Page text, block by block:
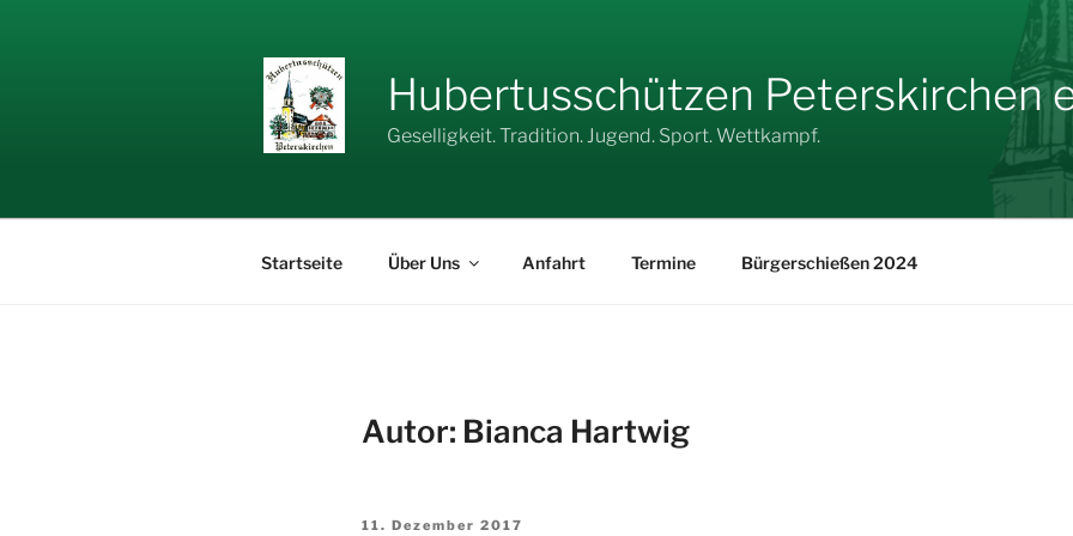
Hubertusschützen Peterskirchen
Geselligkeit. Tradition. Jugend. Sport. Wettkampf.
Startseite Über Uns Anfahrt Termine Bürgerschießen 2024
Autor: Bianca Hartwig
Veröffentlicht
11. Dezember 2017